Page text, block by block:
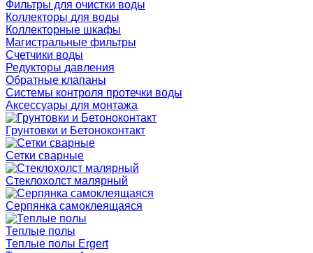
Фильтры для очистки воды
Коллекторы для воды
Коллекторные шкафы
Магистральные фильтры
Счетчики воды
Редукторы давления
Обратные клапаны
Системы контроля протечки воды
Аксессуары для монтажа
Грунтовки и Бетоноконтакт
Сетки сварные
Cтеклохолст малярный
Серпянка самоклеящаяся
Теплые полы
Теплые полы Ergert